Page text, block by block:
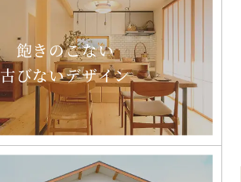
飽きのこない
古びないデザイン